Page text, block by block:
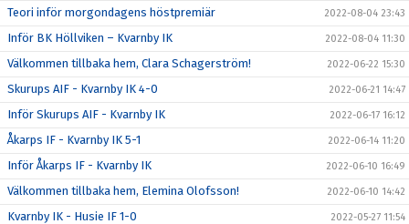
Teori inför morgondagens höstpremiär 2022-08-04 23:43
Inför BK Höllviken – Kvarnby IK 2022-08-04 11:30
Välkommen tillbaka hem, Clara Schagerström! 2022-06-22 15:30
Skurups AIF - Kvarnby IK 4-0 2022-06-21 14:47
Inför Skurups AIF - Kvarnby IK 2022-06-17 16:12
Åkarps IF - Kvarnby IK 5-1 2022-06-14 11:20
Inför Åkarps IF - Kvarnby IK 2022-06-10 16:49
Välkommen tillbaka hem, Elemina Olofsson! 2022-06-10 14:42
Kvarnby IK - Husie IF 1-0 2022-05-27 11:54